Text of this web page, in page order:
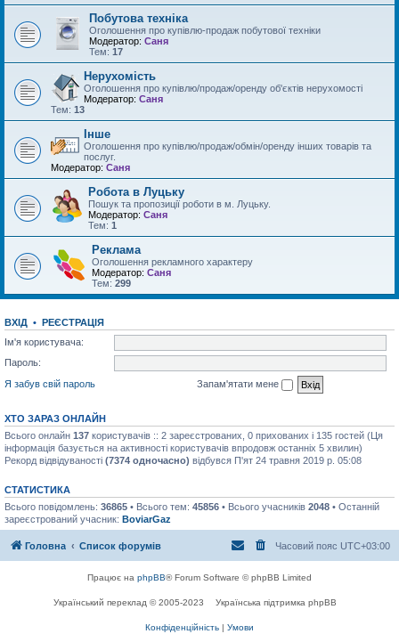
Побутова техніка
Оголошення про купівлю-продаж побутової техніки
Модератор: Саня
Тем: 17
Нерухомість
Оголошення про купівлю/продаж/оренду об'єктів нерухомості
Модератор: Саня
Тем: 13
Інше
Оголошення про купівлю/продаж/обмін/оренду інших товарів та
послуг.
Модератор: Саня
Робота в Луцьку
Пошук та пропозиції роботи в м. Луцьку.
Модератор: Саня
Тем: 1
Реклама
Оголошення рекламного характеру
Модератор: Саня
Тем: 299
ВХІД • РЕЄСТРАЦІЯ
Ім'я користувача:
Пароль:
Я забув свій пароль
Запам'ятати мене
ХТО ЗАРАЗ ОНЛАЙН
Всього онлайн 137 користувачів :: 2 зареєстрованих, 0 прихованих і 135 гостей (Ця
інформація базується на активності користувачів впродовж останніх 5 хвилин)
Рекорд відвідуваності (7374 одночасно) відбувся П'ят 24 травня 2019 р. 05:08
СТАТИСТИКА
Всього повідомлень: 36865 • Всього тем: 45856 • Всього учасників 2048 • Останній
зареєстрований учасник: BoviarGaz
Головна Список форумів Часовий пояс UTC+03:00
Працює на phpBB® Forum Software © phpBB Limited
Український переклад © 2005-2023 Українська підтримка phpBB
Конфіденційність | Умови